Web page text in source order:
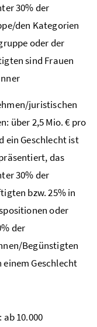
30% der
den Kategorien
oder der
sind Frauen
juristischen
über 2,5 Mio. € pro
ein Geschlecht ist
das
30% der
bzw. 25% in
oder
der
Begünstigten
einem Geschlecht
10.000